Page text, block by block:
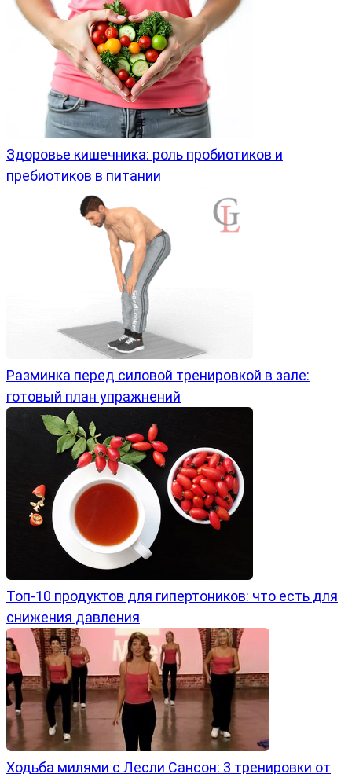
Здоровье кишечника: роль пробиотиков и
пребиотиков в питании
Разминка перед силовой тренировкой в зале:
готовый план упражнений
Топ-10 продуктов для гипертоников: что есть для
снижения давления
Ходьба милями с Лесли Сансон: 3 тренировки от